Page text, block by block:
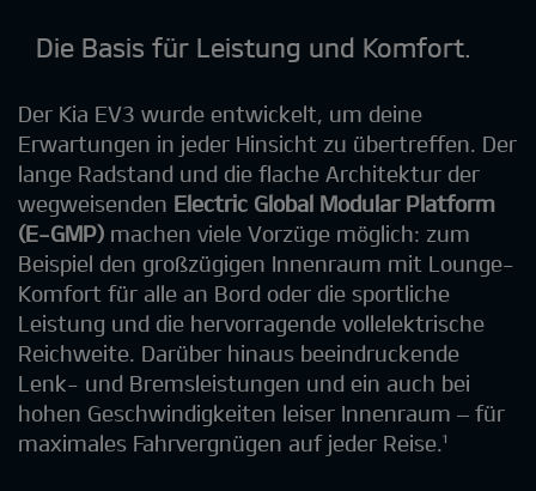
Die Basis für Leistung und Komfort.
Der Kia EV3 wurde entwickelt, um deine
Erwartungen in jeder Hinsicht zu übertreffen. Der
lange Radstand und die flache Architektur der
wegweisenden Electric Global Modular Platform
(E-GMP) machen viele Vorzüge möglich: zum
Beispiel den großzügigen Innenraum mit Lounge-
Komfort für alle an Bord oder die sportliche
Leistung und die hervorragende vollelektrische
Reichweite. Darüber hinaus beeindruckende
Lenk- und Bremsleistungen und ein auch bei
hohen Geschwindigkeiten leiser Innenraum – für
maximales Fahrvergnügen auf jeder Reise.¹